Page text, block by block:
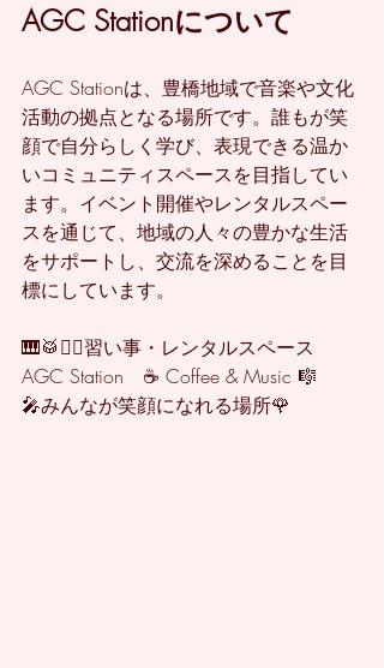
AGC Stationについて
AGC Stationは、豊橋地域で音楽や文化
活動の拠点となる場所です。誰もが笑
顔で自分らしく学び、表現できる温か
いコミュニティスペースを目指してい
ます。イベント開催やレンタルスペー
スを通じて、地域の人々の豊かな生活
をサポートし、交流を深めることを目
標にしています。
🎹🥁🧘‍♂️習い事・レンタルスペース
AGC Station　☕️ Coffee & Music 🎼
🎤みんなが笑顔になれる場所🌹